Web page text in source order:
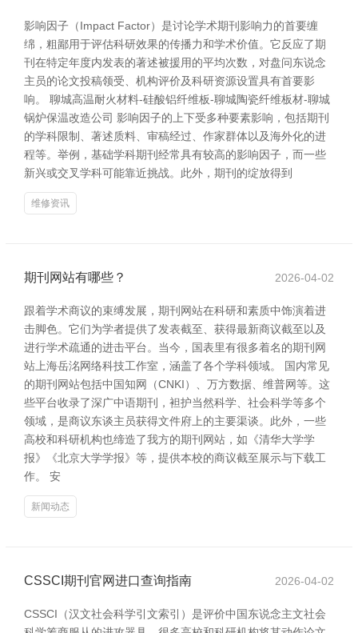
影响因子（Impact Factor）是讨论学术期刊影响力的首要缠
绵，粗鄙用于评估科研效果的传播力和学术价值。它反应了期
刊在特定年度内发表的著述被援用的平均次数，对盘问东说念
主员的论文投稿领受、机构评价及科研资源设置具有首要影
响。 聊城高温耐火材料-硅酸铝纤维板-聊城陶瓷纤维板材-聊城
锅炉保温改造公司 影响因子的上下受多种要素影响，包括期刊
的学科限制、著述质料、审稿经过、作家群体以及海外化的进
程等。举例，基础学科期刊经常具有较高的影响因子，而一些
新兴或交叉学科可能靠近挑战。此外，期刊的绽放得到
维修资讯
期刊网站有哪些？ 2026-04-02
跟着学术商议的束缚发展，期刊网站在科研和素质中饰演着进
击脚色。它们为学者提供了发表截至、获得最新商议截至以及
进行学术疏通的进击平台。当今，国表里有很多着名的期刊网
站上海岳洺网络科技工作室，涵盖了各个学科领域。 国内常见
的期刊网站包括中国知网（CNKI）、万方数据、维普网等。这
些平台收录了深广中语期刊，袒护当然科学、社会科学等多个
领域，是商议东谈主员获得文件府上的主要渠谈。此外，一些
高校和科研机构也缔造了我方的期刊网站，如《清华大学学
报》《北京大学学报》等，提供本校的商议截至展示与下载工
作。 安
新闻动态
CSSCI期刊官网进口查询指南 2026-04-02
CSSCI（汉文社会科学引文索引）是评价中国东说念主文社会